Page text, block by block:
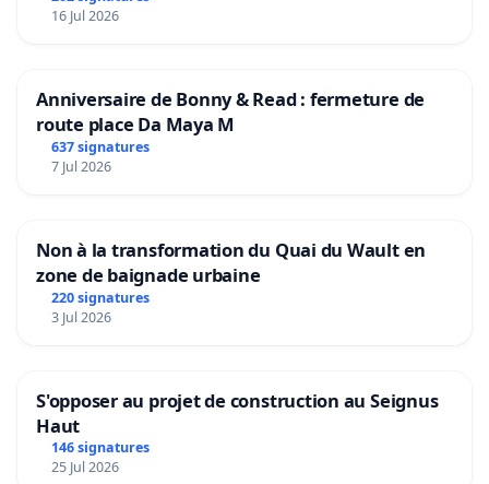
16 Jul 2026
Anniversaire de Bonny & Read : fermeture de
route place Da Maya M
637 signatures
7 Jul 2026
Non à la transformation du Quai du Wault en
zone de baignade urbaine
220 signatures
3 Jul 2026
S'opposer au projet de construction au Seignus
Haut
146 signatures
25 Jul 2026